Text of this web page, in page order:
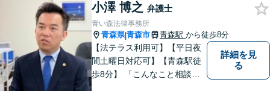
に、そして真剣に取り組みま
す。皆様が安心して相談でき
るような雰囲気づくりを行な
っています。
小澤 博之 弁護士
青い森法律事務所
青森県|青森市 青森駅 から徒歩8分
【法テラス利用可】【平日夜
間土曜日対応可】【青森駅徒
歩8分】 「こんなこと相談し
詳細を見
る